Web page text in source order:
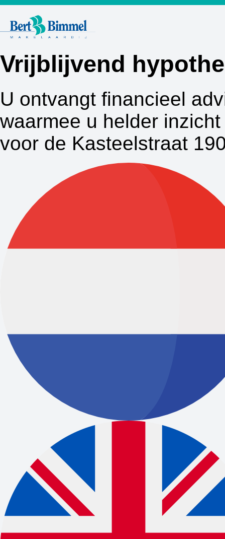
Vrijblijvend
U ontvangt financieel
waarmee u helder
voor de Kasteelstraat